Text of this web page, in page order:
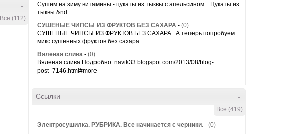
-
Все (112)
Сушим на зиму витамины - цукаты из тыквы с апельсином Цукаты из
тыквы &nd...
СУШЕНЫЕ ЧИПСЫ ИЗ ФРУКТОВ БЕЗ САХАРА - (0)
СУШЕНЫЕ ЧИПСЫ ИЗ ФРУКТОВ БЕЗ САХАРА А теперь попробуем
микс сушенных фруктов без сахара...
Вяленая слива - (0)
Вяленая слива Подробно: navik33.blogspot.com/2013/08/blog-
post_7146.html#more
-
Ссылки
Все (419)
Электросушилка. РУБРИКА. Все начинается с черники. - (0)